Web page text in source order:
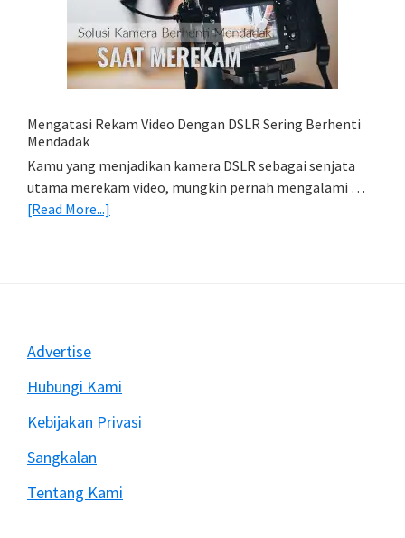
Foto
Di
HP
(Export
Import
Mengatasi Rekam Video Dengan DSLR Sering Berhenti
Mendadak
Kamu yang menjadikan kamera DSLR sebagai senjata
utama merekam video, mungkin pernah mengalami …
[Read More...]
Mendadak
Footer
Advertise
Hubungi Kami
Kebijakan Privasi
Sangkalan
Tentang Kami